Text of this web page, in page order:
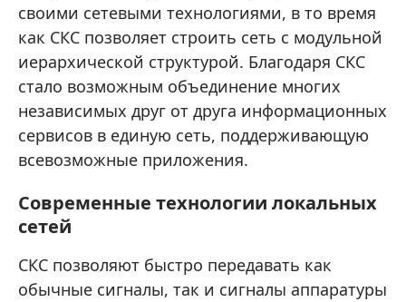
своими сетевыми технологиями, в то время
как СКС позволяет строить сеть с модульной
иерархической структурой. Благодаря СКС
стало возможным объединение многих
независимых друг от друга информационных
сервисов в единую сеть, поддерживающую
всевозможные приложения.
Современные технологии локальных
сетей
СКС позволяют быстро передавать как
обычные сигналы, так и сигналы аппаратуры